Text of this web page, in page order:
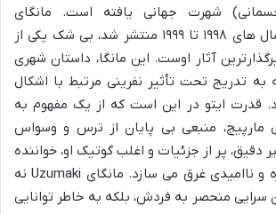
شهرت جهانی یافته است. مانگای
، که بین سال های ۱۹۹۸ تا ۱۹۹۹ منتشر شد، بی شک یکی از
آثار اوست. این مانگا، داستان شهری
به تدریج تحت تأثیر نفرینی مرتبط با اشکال
قدرت ایتو در این است که از یک مفهوم به
مارپیچ، منبعی بی پایان از ترس و وسواس
دقیق، پر از جزئیات و اغلب گوتیک او، خواننده
و ناامیدی غرق می سازد. مانگای Uzumakiنه
سرایی منحصر به فردش، بلکه به خاطر توانایی